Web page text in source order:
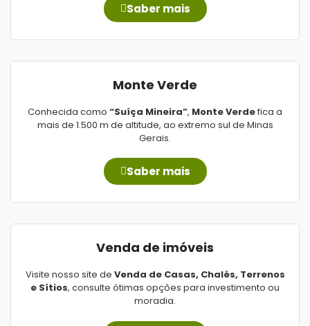
Saber mais
Monte Verde
Conhecida como “Suíça Mineira”, Monte Verdefica a
mais de 1.500 m de altitude, ao extremo sul de Minas
Gerais.
Saber mais
Venda de imóveis
Visite nosso site de Venda de Casas, Chalés, Terrenos
e Sítios, consulte ótimas opções para investimento ou
moradia.